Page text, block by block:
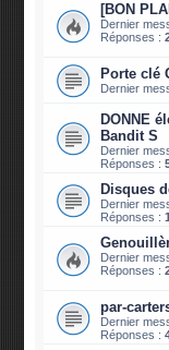
[BON
Dernier
Réponses :
Porte clé
Dernier
DONNE
Bandit S
Dernier
Réponses :
Disques
Dernier
Réponses :
Dernier
Réponses :
par-
Dernier
Réponses :